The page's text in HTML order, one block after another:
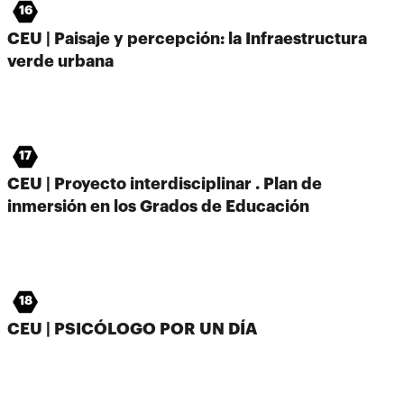
16
CEU | Paisaje y percepción: la Infraestructura
verde urbana
17
CEU | Proyecto interdisciplinar . Plan de
inmersión en los Grados de Educación
18
CEU | PSICÓLOGO POR UN DÍA